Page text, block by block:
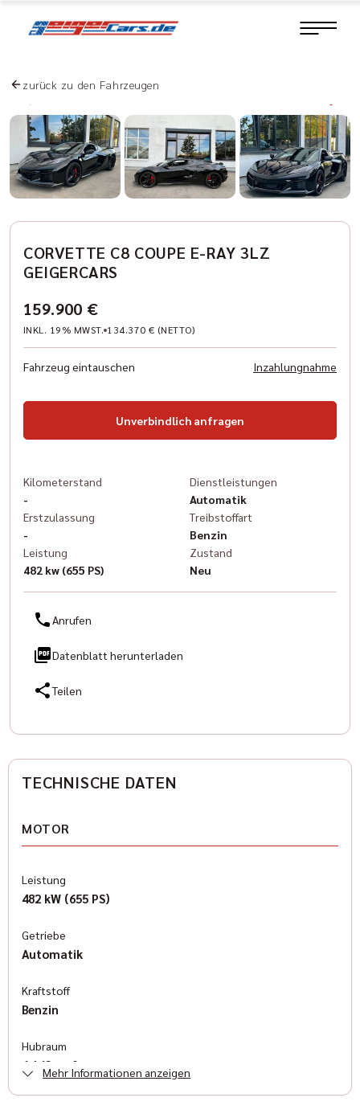
zurück zu den Fahrzeugen
CORVETTE C8 COUPE E-RAY 3LZ
GEIGERCARS
159.900 €
INKL. 19% MWST. 134.370 € (NETTO)
Fahrzeug eintauschen Inzahlungnahme
Unverbindlich anfragen
Kilometerstand
-
Erstzulassung
-
Leistung
482 kw (655 PS)
Dienstleistungen
Automatik
Treibstoffart
Benzin
Zustand
Neu
Anrufen
Datenblatt herunterladen
Teilen
TECHNISCHE DATEN
MOTOR
Leistung
482 kW (655 PS)
Getriebe
Automatik
Kraftstoff
Benzin
Hubraum
6.162 cm³
Mehr Informationen anzeigen